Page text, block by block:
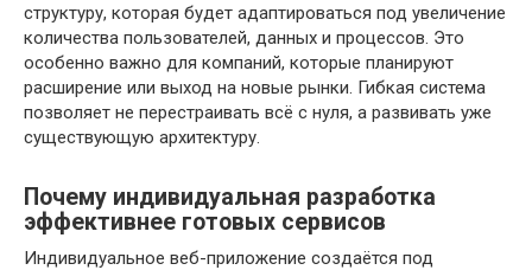
структуру, которая будет адаптироваться под увеличение
количества пользователей, данных и процессов. Это
особенно важно для компаний, которые планируют
расширение или выход на новые рынки. Гибкая система
позволяет не перестраивать всё с нуля, а развивать уже
существующую архитектуру.
Почему индивидуальная разработка
эффективнее готовых сервисов
Индивидуальное веб-приложение создаётся под